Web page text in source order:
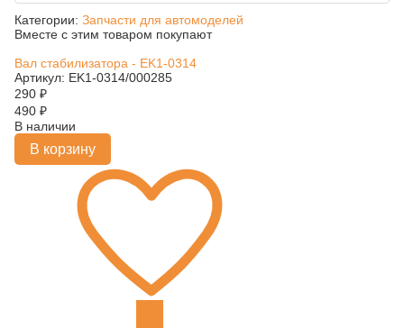
Категории: Запчасти для автомоделей
Вместе с этим товаром покупают
Вал стабилизатора - EK1-0314
Артикул: EK1-0314/000285
290 ₽
490 ₽
В наличии
В корзину